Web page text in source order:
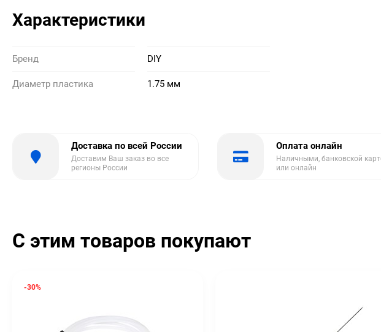
Характеристики
Бренд DIY
Диаметр пластика 1.75 мм
Доставка по всей России
Доставим Ваш заказ во все
регионы России
Оплата онлайн
Наличными, банковской
или онлайн
С этим товаров покупают
-30%